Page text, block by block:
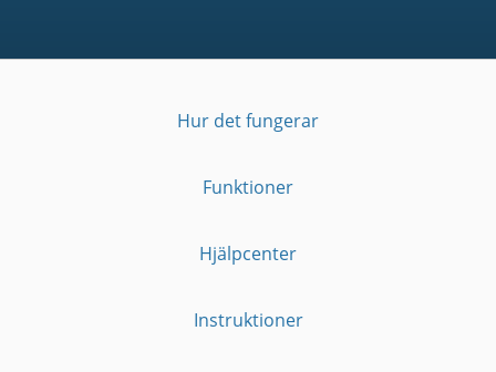
Hur det fungerar
Funktioner
Hjälpcenter
Instruktioner